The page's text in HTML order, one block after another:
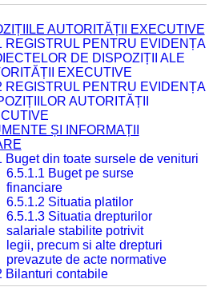
AUTORITĂȚII EXECUTIVE
REGISTRUL PENTRU EVIDENȚA
DE DISPOZIȚII ALE
EXECUTIVE
REGISTRUL PENTRU EVIDENȚA
AUTORITĂȚII
ȘI INFORMAȚII
Buget din toate sursele de venituri
6.5.1.1 Buget pe surse
financiare
6.5.1.2 Situatia platilor
6.5.1.3 Situatia drepturilor
salariale stabilite potrivit
legii, precum si alte drepturi
prevazute de acte normative
Bilanturi contabile